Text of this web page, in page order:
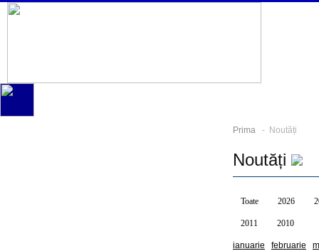
Prima - Noutăți
Noutăți
Toate 2026
2011 2010
ianuarie februarie